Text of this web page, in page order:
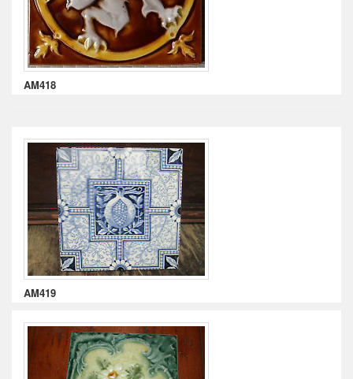
AM418
AM419